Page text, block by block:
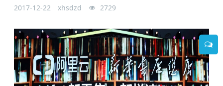
2017-12-22 xhsdzd 2729